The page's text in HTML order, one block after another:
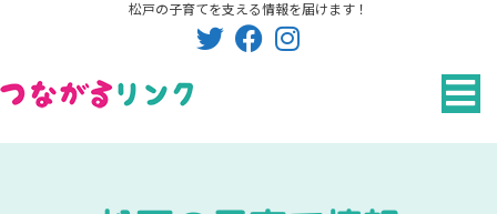
ス
松戸の子育てを支える情報を届けます！